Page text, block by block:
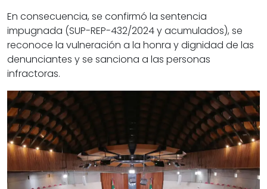
En consecuencia, se confirmó la sentencia
impugnada (SUP-REP-432/2024 y acumulados), se
reconoce la vulneración a la honra y dignidad de las
denunciantes y se sanciona a las personas
infractoras.